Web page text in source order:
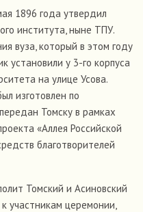
1896 года утвердил
института, ныне ТПУ.
вуза, который в этом году
установили у 3-го корпуса
на улице Усова.
изготовлен по
Томску в рамках
«Аллея Российской
благотворителей
Томский и Асиновский
участникам церемонии,